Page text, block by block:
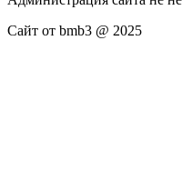
Сайт от bmb3 @ 2025